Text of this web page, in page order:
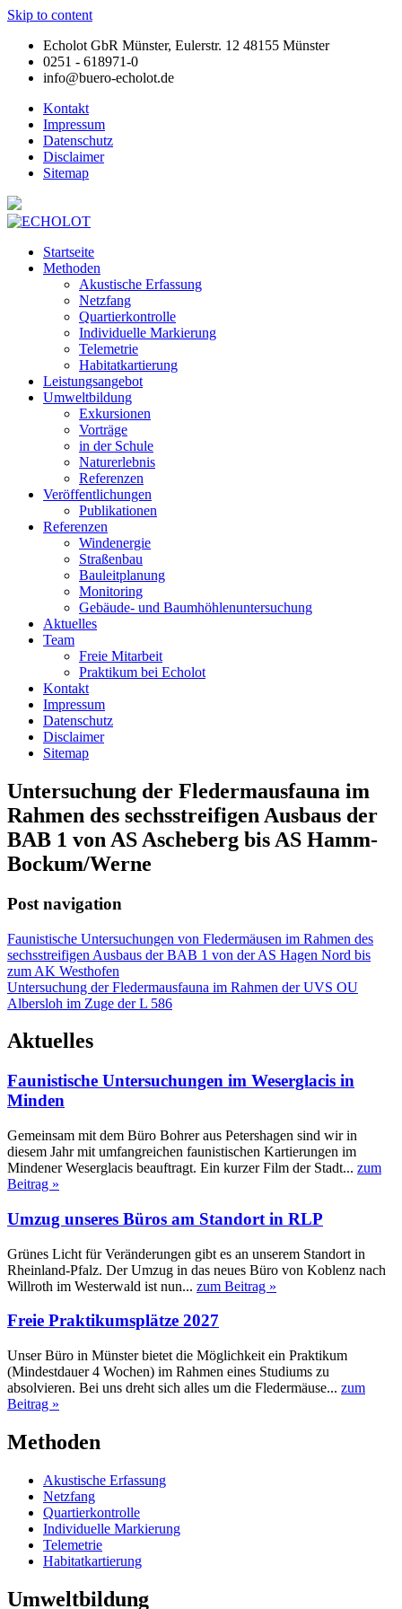
Skip to content
Echolot GbR Münster, Eulerstr. 12 48155 Münster
0251 - 618971-0
info@buero-echolot.de
Kontakt
Impressum
Datenschutz
Disclaimer
Sitemap
Startseite
Methoden
Akustische Erfassung
Netzfang
Quartierkontrolle
Individuelle Markierung
Telemetrie
Habitatkartierung
Leistungsangebot
Umweltbildung
Exkursionen
Vorträge
in der Schule
Naturerlebnis
Referenzen
Veröffentlichungen
Publikationen
Referenzen
Windenergie
Straßenbau
Bauleitplanung
Monitoring
Gebäude- und Baumhöhlenuntersuchung
Aktuelles
Team
Freie Mitarbeit
Praktikum bei Echolot
Kontakt
Impressum
Datenschutz
Disclaimer
Sitemap
Untersuchung der Fledermausfauna im
Rahmen des sechsstreifigen Ausbaus der
BAB 1 von AS Ascheberg bis AS Hamm-
Bockum/Werne
Post navigation
Faunistische Untersuchungen von Fledermäusen im Rahmen des
sechsstreifigen Ausbaus der BAB 1 von der AS Hagen Nord bis
zum AK Westhofen
Untersuchung der Fledermausfauna im Rahmen der UVS OU
Albersloh im Zuge der L 586
Aktuelles
Faunistische Untersuchungen im Weserglacis in
Minden
Gemeinsam mit dem Büro Bohrer aus Petershagen sind wir in
diesem Jahr mit umfangreichen faunistischen Kartierungen im
Mindener Weserglacis beauftragt. Ein kurzer Film der Stadt... zum
Beitrag »
Umzug unseres Büros am Standort in RLP
Grünes Licht für Veränderungen gibt es an unserem Standort in
Rheinland-Pfalz. Der Umzug in das neues Büro von Koblenz nach
Willroth im Westerwald ist nun... zum Beitrag »
Freie Praktikumsplätze 2027
Unser Büro in Münster bietet die Möglichkeit ein Praktikum
(Mindestdauer 4 Wochen) im Rahmen eines Studiums zu
absolvieren. Bei uns dreht sich alles um die Fledermäuse... zum
Beitrag »
Methoden
Akustische Erfassung
Netzfang
Quartierkontrolle
Individuelle Markierung
Telemetrie
Habitatkartierung
Umweltbildung